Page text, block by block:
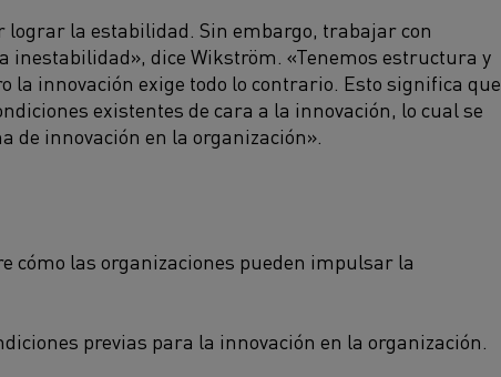
lograr la estabilidad. Sin embargo, trabajar con
inestabilidad», dice Wikström. «Tenemos estructura y
la innovación exige todo lo contrario. Esto significa que
existentes de cara a la innovación, lo cual se
de innovación en la organización».
cómo las organizaciones pueden impulsar la
previas para la innovación en la organización.